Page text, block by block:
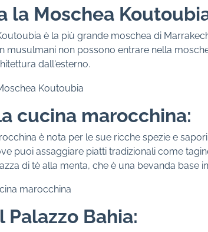
la Moschea
è la più grande moschea di
musulmani non possono entrare nella
dall'esterno.
cucina marocchina:
è nota per le sue ricche spezie e
puoi assaggiare piatti tradizionali come
di tè alla menta, che è una bevanda base
Palazzo Bahia: